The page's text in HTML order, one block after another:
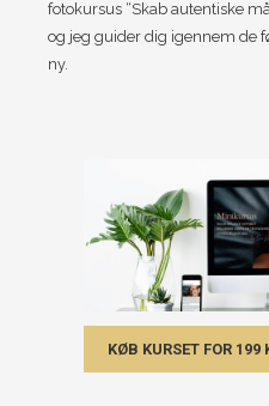
fotokursus “Skab autentiske
og jeg guider dig igennem de
ny.
KØB KURSET FOR 199